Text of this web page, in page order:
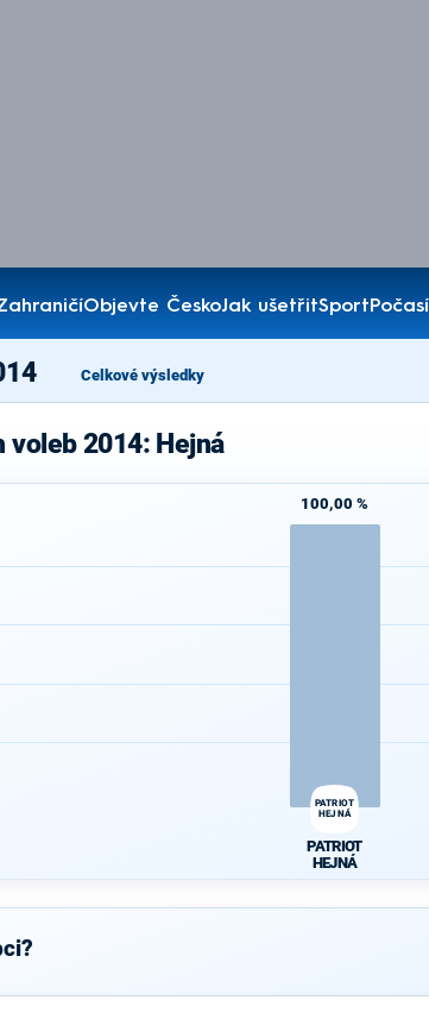
Objevte ČeskoJak ušetřitSportPočasí
Celkové výsledky
2014: Hejná
100,00 %
PATRIOT
HEJNÁ
PATRIOT
HEJNÁ